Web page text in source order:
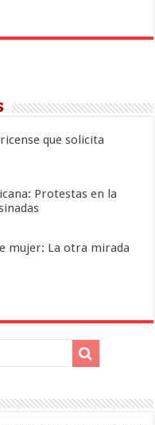
que solicita
Protestas en la
mujer: La otra mirada